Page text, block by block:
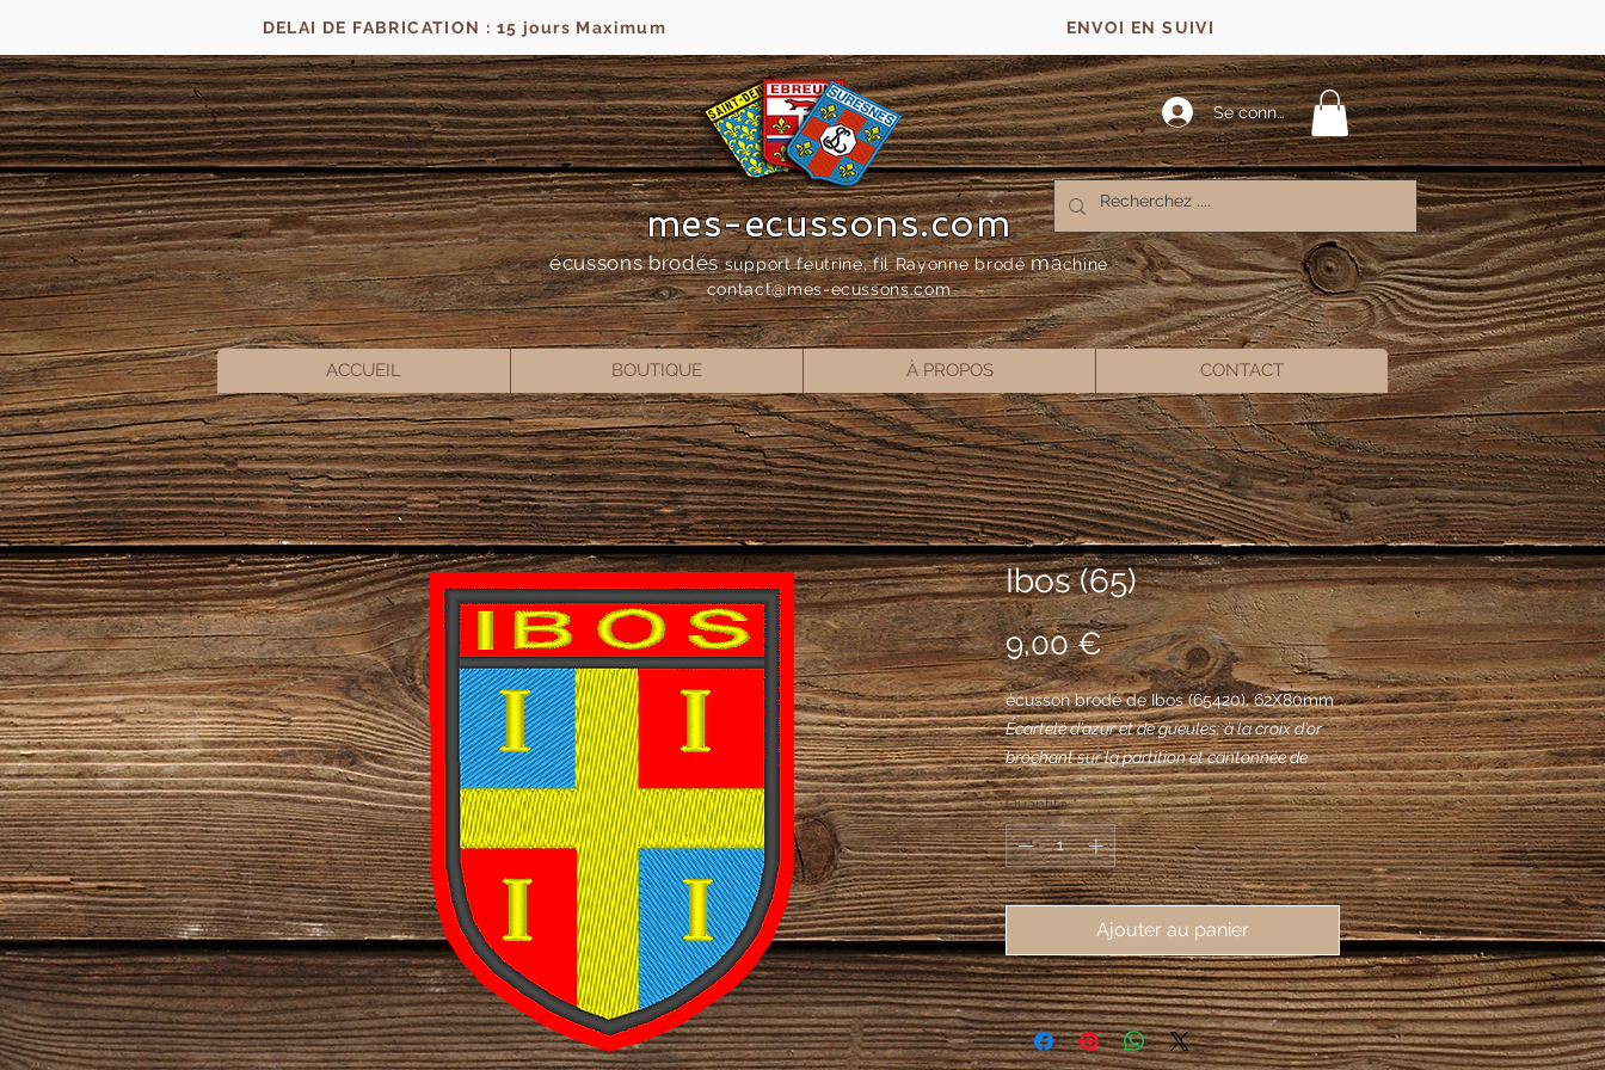
DELAI DE FABRICATION : 15 jours Maximum ENVOI EN SUIVI
Se connecter
mes-ecussons.com
écussons brodés support feutrine, fil Rayonne brodémachine
contact@mes-ecussons.com
ACCUEIL BOUTIQUE À PROPOS CONTACT
Ibos (65)
9,00 €Prix
écusson brodé de Ibos (65420), 62X80mm
Écartelé d’azur et de gueules; à la croix d’or
brochant sur la partition et cantonnée de
quatre lettres capitales I du même.
Quantité *
Ajouter au panier